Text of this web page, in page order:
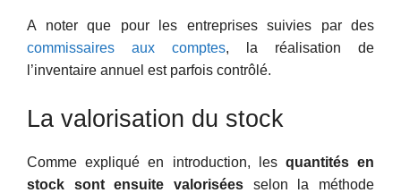
A noter que pour les entreprises suivies par des
commissaires aux comptes, la réalisation de
l’inventaire annuel est parfois contrôlé.
La valorisation du stock
Comme expliqué en introduction, les quantités en
stock sont ensuite valorisées selon la méthode